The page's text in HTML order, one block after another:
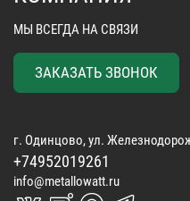
МЫ ВСЕГДА НА СВЯЗИ
ЗАКАЗАТЬ ЗВОНОК
г. Одинцово, ул.
+74952019261
info@metallowatt.ru